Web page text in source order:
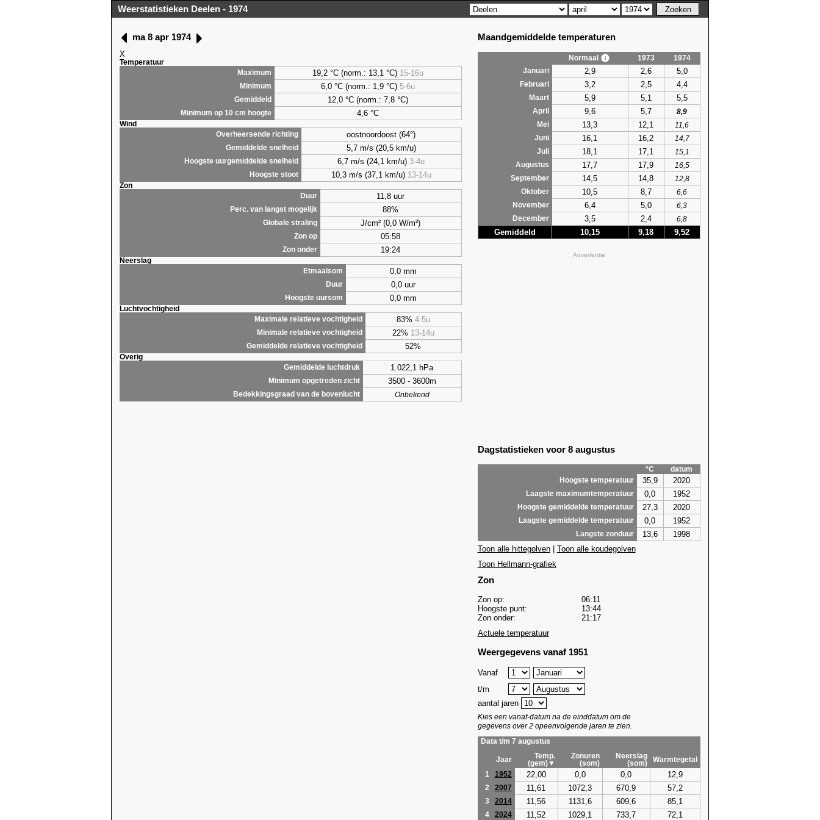
Weerstatistieken Deelen - 1974
ma 8 apr 1974
X
Temperatuur
Maximum
19,2 °C (norm.: 13,1 °C) 15-16u
Minimum 6,0°C (norm.: 1,9 °C) 5-6u
Gemiddeld 12,0 °C (norm.: 7,8 °C)
Minimum op 10 cm hoogte 4,6°C
Wind
Overheersende richting
oostnoordoost (64°)
Gemiddelde snelheid 5,7 m/s (20,5 km/u)
Hoogste uurgemiddelde snelheid 6,7 m/s (24,1 km/u) 3-4u
Hoogste stoot 10,3 m/s (37,1 km/u) 13-14u
Zon
Duur
11,8 uur
Perc. van langst mogelijk 88%
Globale straling J/cm² (0,0 W/m²)
Zon op 05:58
Zon onder 19:24
Neerslag
Etmaalsom
0,0 mm
Duur 0,0 uur
Hoogste uursom 0,0 mm
Luchtvochtigheid
Maximale relatieve vochtigheid
83% 4-5u
Minimale relatieve vochtigheid 22% 13-14u
Gemiddelde relatieve vochtigheid 52%
Overig
Gemiddelde luchtdruk
1.022,1 hPa
Minimum opgetreden zicht 3500 - 3600m
Bedekkingsgraad van de bovenlucht Onbekend
Maandgemiddelde temperaturen
Normaal 1973
1974
Januari
2,9 2,6 5,0
Februari 3,2 2,5 4,4
Maart 5,9 5,1 5,5
April 9,6 5,7
8,9
Mei
13,3 12,1
11,6
Juni
16,1 16,2
14,7
Juli
18,1 17,1
15,1
Augustus
17,7 17,9
16,5
September
14,5 14,8
12,8
Oktober
10,5 8,7
6,6
November
6,4 5,0
6,3
December
3,5 2,4 6,8
Gemiddeld 10,15 9,18 9,52
Advertentie
Dagstatistieken voor 8 augustus
°C
datum
Hoogste temperatuur
35,9 2020
Laagste maximumtemperatuur 0,0 1952
Hoogste gemiddelde temperatuur 27,3 2020
Laagste gemiddelde temperatuur 0,0 1952
Langste zonduur 13,6
1998
Toon alle hittegolven| Toon alle koudegolven
Toon Hellmann-grafiek
Zon
Zon op:
06:11
Hoogste punt:
13:44
Zon onder:
21:17
Actuele temperatuur
Weergegevens vanaf 1951
Vanaf
t/m
aantal jaren
Kies een vanaf-datum na de einddatum om de
gegevens over 2 opeenvolgende jaren te zien.
Data t/m 7 augustus
Jaar
Temp.
(gem)▼
Zonuren
(som)
Neerslag
(som)
Warmtegetal
1
1952 22,00 0,0 0,0 12,9
2 2007 11,61 1072,3 670,9 57,2
3 2014 11,56 1131,6 609,6 85,1
4 2024 11,52 1029,1 733,7 72,1